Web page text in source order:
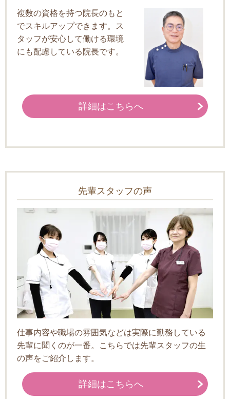
複数の資格を持つ院長のもと
でスキルアップできます。ス
タッフが安心して働ける環境
にも配慮している院長です。
詳細はこちらへ
先輩スタッフの声
仕事内容や職場の雰囲気などは実際に勤務している
先輩に聞くのが一番。こちらでは先輩スタッフの生
の声をご紹介します。
詳細はこちらへ